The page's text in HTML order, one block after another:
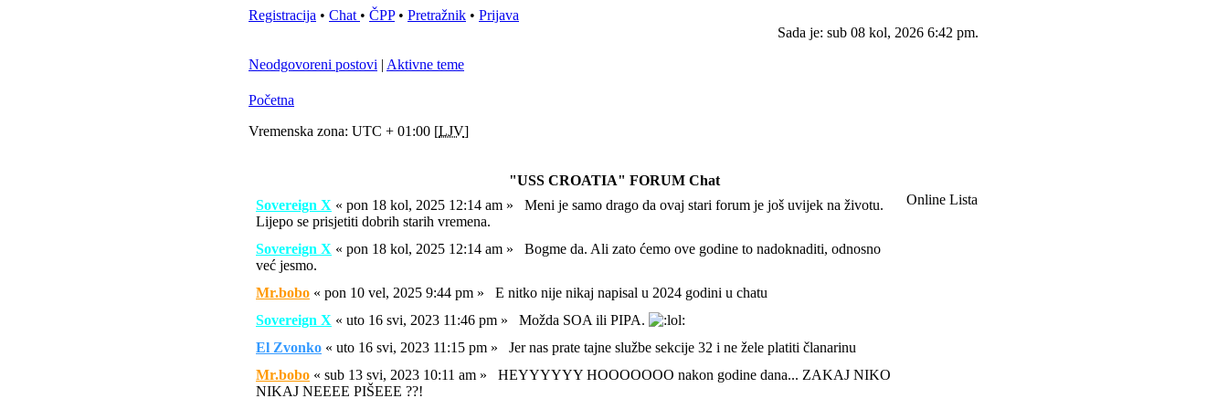
Registracija • Chat • ČPP• Pretražnik • Prijava
Sada je: sub 08 kol, 2026 6:42 pm.
Neodgovoreni postovi | Aktivne teme
Početna
Vremenska zona: UTC + 01:00 [LJV]
"USS CROATIA" FORUM Chat
Sovereign X « pon 18 kol, 2025 12:14 am » Meni je samo drago da ovaj stari forum je još uvijek na životu.
Lijepo se prisjetiti dobrih starih vremena.
Sovereign X « pon 18 kol, 2025 12:14 am » Bogme da. Ali zato ćemo ove godine to nadoknaditi, odnosno
već jesmo.
Mr.bobo « pon 10 vel, 2025 9:44 pm » E nitko nije nikaj napisal u 2024 godini u chatu
Sovereign X « uto 16 svi, 2023 11:46 pm » Možda SOA ili PIPA.
El Zvonko « uto 16 svi, 2023 11:15 pm » Jer nas prate tajne službe sekcije 32 i ne žele platiti članarinu
Mr.bobo « sub 13 svi, 2023 10:11 am » HEYYYYYY HOOOOOOO nakon godine dana... ZAKAJ NIKO
NIKAJ NEEEE PIŠEEE ??!
Online Lista